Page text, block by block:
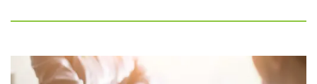
Scopri di più Conto Socio Più non Consumatori